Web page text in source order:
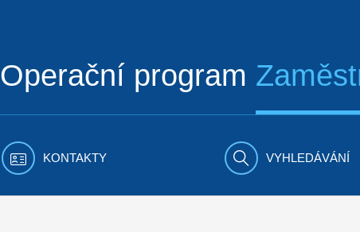
Operační program
KONTAKTY VYHLEDÁVÁNÍ